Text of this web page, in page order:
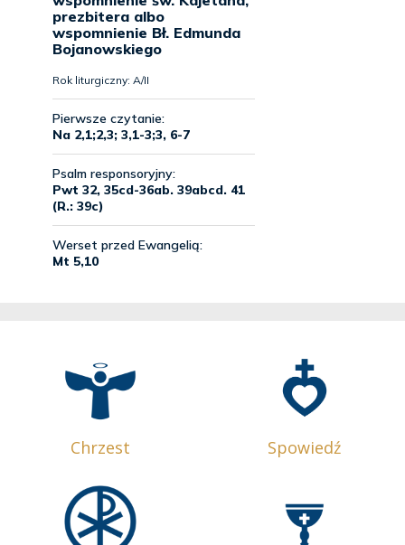
Chrzest Spowiedź